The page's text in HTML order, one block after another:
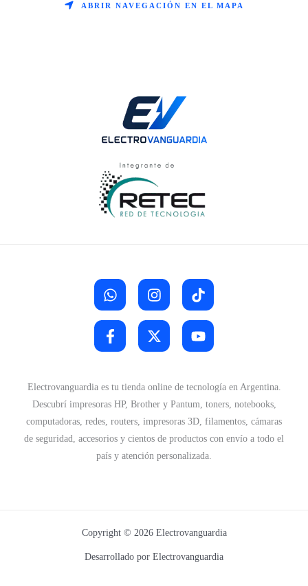
ABRIR NAVEGACIÓN EN EL MAPA
Electrovanguardia es tu tienda online de tecnología en Argentina.
Descubrí impresoras HP, Brother y Pantum, toners, notebooks,
computadoras, redes, routers, impresoras 3D, filamentos, cámaras
de seguridad, accesorios y cientos de productos con envío a todo el
país y atención personalizada.
Copyright © 2026 Electrovanguardia
Desarrollado por Electrovanguardia